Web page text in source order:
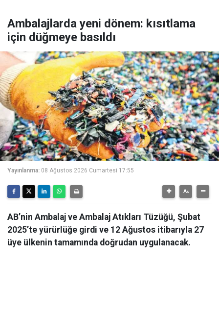
Ambalajlarda yeni dönem: kısıtlama
için düğmeye basıldı
Yayınlanma: 08 Ağustos 2026 Cumartesi 17:55
AB’nin Ambalaj ve Ambalaj Atıkları Tüzüğü, Şubat
2025’te yürürlüğe girdi ve 12 Ağustos itibarıyla 27
üye ülkenin tamamında doğrudan uygulanacak.